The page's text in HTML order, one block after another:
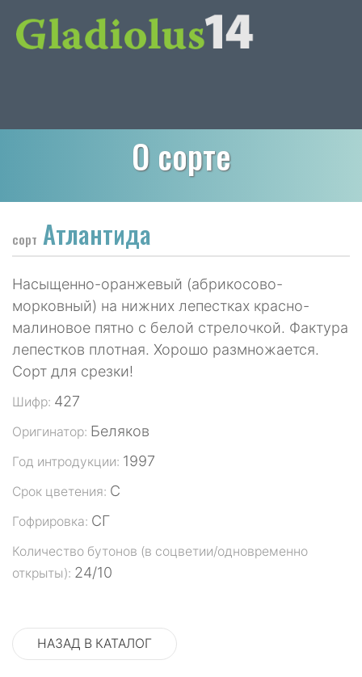
О сорте
сорт Атлантида
Насыщенно-оранжевый (абрикосово-
морковный) на нижних лепестках красно-
малиновое пятно с белой стрелочкой. Фактура
лепестков плотная. Хорошо размножается.
Сорт для срезки!
Шифр: 427
Оригинатор: Беляков
Год интродукции: 1997
Срок цветения: С
Гофрировка: СГ
Количество бутонов (в соцветии/одновременно
открыты): 24/10
НАЗАД В КАТАЛОГ